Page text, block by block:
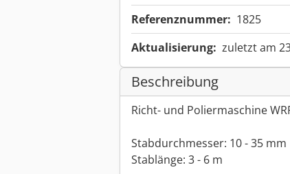
Referenznummer: 1825
Aktualisierung: zuletzt am
Beschreibung
Richt- und Poliermaschine
Stabdurchmesser: 10 - 35 mm
Stablänge: 3 - 6 m